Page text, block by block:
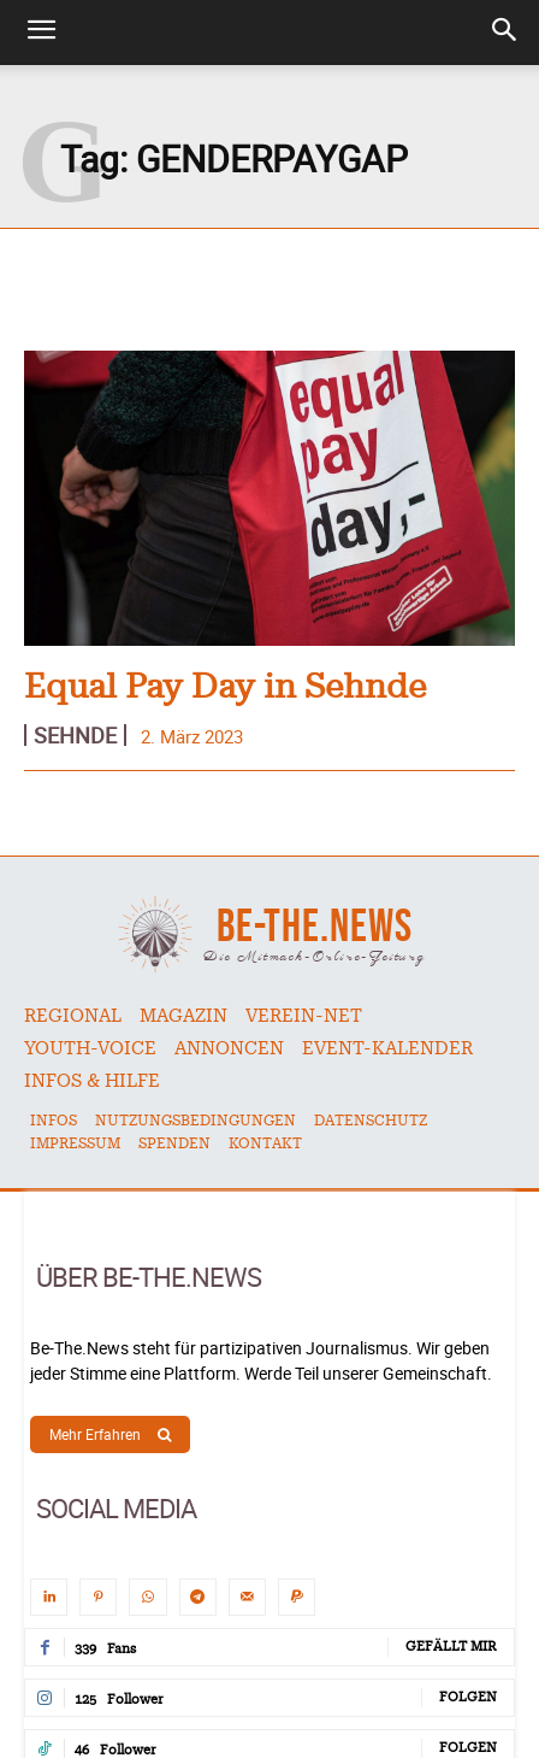
Tag:GENDERPAYGAP
G
Equal Pay Day in Sehnde
SEHNDE 2. März 2023
BE-THE.NEWS
Die Mitmach-Online-Zeitung
REGIONAL MAGAZIN
VEREIN-NET
YOUTH-VOICE
ANNONCEN
EVENT-KALENDER
INFOS & HILFE
INFOS NUTZUNGSBEDINGUNGEN
DATENSCHUTZ
IMPRESSUM
SPENDEN KONTAKT
ÜBER BE-THE.NEWS
Be-The.News steht für partizipativen Journalismus. Wir geben
jeder Stimme eine Plattform. Werde Teil unserer Gemeinschaft.
Mehr Erfahren
SOCIAL MEDIA
339 Fans GEFÄLLT MIR
125 Follower FOLGEN
46 Follower FOLGEN